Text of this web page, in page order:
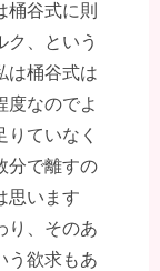
桶谷式に則
ク、という
は桶谷式は
度なのでよ
ていなく
分で離すの
思います
り、そのあ
う欲求もあ